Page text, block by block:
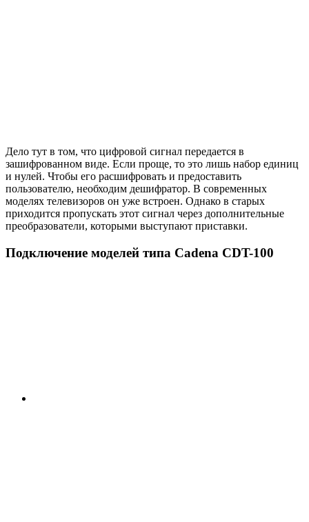
Дело тут в том, что цифровой сигнал передается в
зашифрованном виде. Если проще, то это лишь набор единиц
и нулей. Чтобы его расшифровать и предоставить
пользователю, необходим дешифратор. В современных
моделях телевизоров он уже встроен. Однако в старых
приходится пропускать этот сигнал через дополнительные
преобразователи, которыми выступают приставки.
Подключение моделей типа Cadena CDT-100